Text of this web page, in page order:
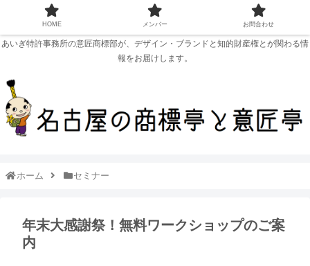
あいぎ特許事務所の意匠商標部が、デザイン・ブランドと知的財産権とが関わる情
報をお届けします。
ホーム セミナー
年末大感謝祭！無料ワークショップのご案
内
HOME メンバー お問合わせ